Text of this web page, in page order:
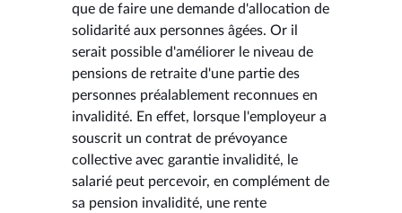
que de faire une demande d'allocation de
solidarité aux personnes âgées. Or il
serait possible d'améliorer le niveau de
pensions de retraite d'une partie des
personnes préalablement reconnues en
invalidité. En effet, lorsque l'employeur a
souscrit un contrat de prévoyance
collective avec garantie invalidité, le
salarié peut percevoir, en complément de
sa pension invalidité, une rente